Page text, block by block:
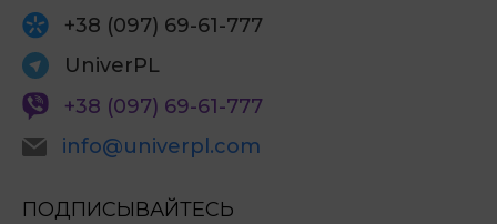
+38 (097) 69-61-777
UniverPL
+38 (097) 69-61-777
info@univerpl.com
ПОДПИСЫВАЙТЕСЬ